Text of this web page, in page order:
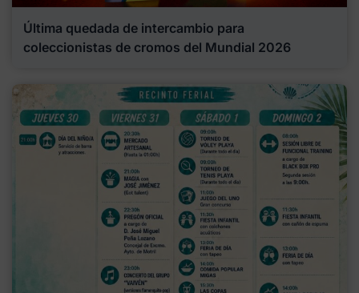
Última quedada de intercambio para
coleccionistas de cromos del Mundial 2026